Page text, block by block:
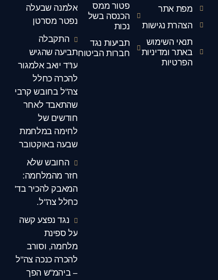
אלמנה שבעלה
נפטר מסרטן
התקבלה
תביעה שהגיש
עו"ד יואב אלמגור
להכרה כחלל
צה"ל בחובש קרבי
שהתאבד לאחר
חודשים של
לחימה במלחמת
שבעה באוקטובר
החובש שלא
חזר מהמלחמה:
המאבק להכיר בד'
כחלל צה"ל.
נגד נפצע קשה
על ספינת
מלחמה, וסורב
להכרה כנכה צה"ל
– ביהמ"ש הפך
פטור ממס
הכנסה בשל
נכות
תביעות נגד
חברות הביטוח
מפת אתר
הצהרת נגישות
תנאי השימוש
באתר ומדיניות
הפרטיות